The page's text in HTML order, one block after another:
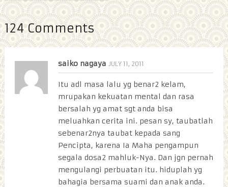
124 Comments
saiko nagaya JULY 11, 2011
Itu adl masa lalu yg benar2 kelam,
mrupakan kekuatan mental dan rasa
bersalah yg amat sgt anda bisa
meluahkan cerita ini. pesan sy, taubatlah
sebenar2nya taubat kepada sang
Pencipta, karena Ia Maha pengampun
segala dosa2 mahluk-Nya. Dan jgn pernah
mengulangi perbuatan itu. hiduplah yg
bahagia bersama suami dan anak anda.